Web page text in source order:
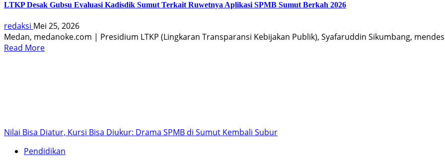
LTKP Desak Gubsu Evaluasi Kadisdik Sumut Terkait Ruwetnya Aplikasi SPMB Sumut Berkah 2026
redaksi Mei 25, 2026
Medan, medanoke.com | Presidium LTKP (Lingkaran Transparansi Kebijakan Publik), Syafaruddin Sikumbang,
Read More
Nilai Bisa Diatur, Kursi Bisa Diukur: Drama SPMB di Sumut Kembali Subur
Pendidikan